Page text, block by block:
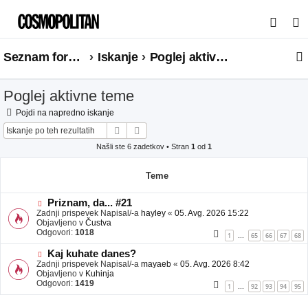
s
a
Seznam forumov Iskanje Poglej aktivne teme
Poglej aktivne teme
Pojdi na napredno iskanje
Iskanje
Našli ste 6 zadetkov • Stran 1 od 1
Teme
N
o
v
e
b
a
v
e
Priznam, da... #21
Zadnji prispevek Napisal/-a hayley « 05. Avg. 2026 15:22
Objavljeno v Čustva
Odgovori: 1018 1 … 65 66 67 68
N
o
v
e
Kaj kuhate danes?
Zadnji prispevek Napisal/-a mayaeb « 05. Avg. 2026 8:42
Objavljeno v Kuhinja
Odgovori: 1419 1 … 92 93 94 95